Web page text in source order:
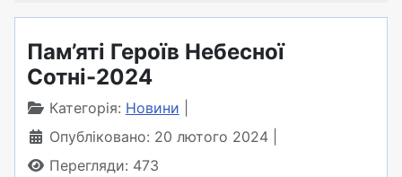
Пам’яті Героїв Небесної
Сотні-2024
Категорія: Новини
Опубліковано: 20 лютого 2024
Перегляди: 473